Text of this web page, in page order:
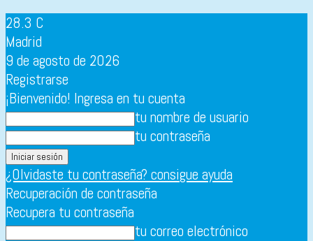
28.3 C
Madrid
9 de agosto de 2026
Registrarse
¡Bienvenido! Ingresa en tu cuenta
tu nombre de usuario
tu contraseña
¿Olvidaste tu contraseña? consigue ayuda
Recuperación de contraseña
Recupera tu contraseña
tu correo electrónico